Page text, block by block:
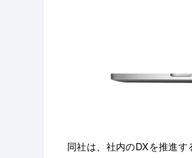
同社は、社内のDXを推進